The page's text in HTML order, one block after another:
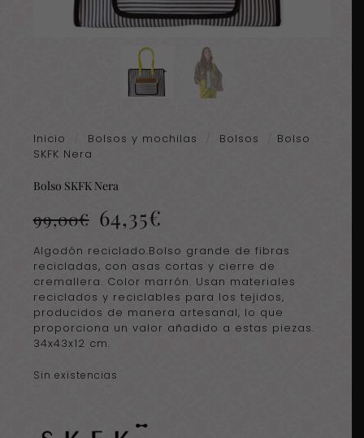
Inicio Bolsos y mochilas Bolsos
Bolso
SKFK Nera
Bolso SKFK Nera
99,00€ El
precio
original
era:
99,00€.
64,35€
actual
es:
64,35€.
Algodón reciclado.Bolso grande de fibras
recicladas, con asas cortas y cierre de
cremallera. Color marrón. Usan materiales
reciclados y reciclables para los tejidos,
producidos de manera artesanal, lo que
proporciona un valor añadido a estas piezas.
34x43x12 cm.
Sin existencias